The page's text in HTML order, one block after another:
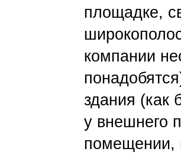
площадке,
компании
здания
у внешнего
помещении,